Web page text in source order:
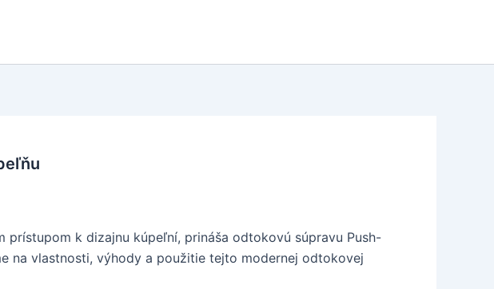
k dizajnu kúpeľní, prináša odtokovú súpravu Push-
na vlastnosti, výhody a použitie tejto modernej odtokovej